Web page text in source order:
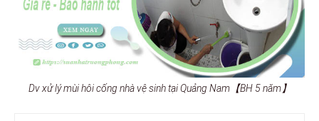
Dv xử lý mùi hôi cống nhà vệ sinh tại Quảng Nam【BH 5 năm】